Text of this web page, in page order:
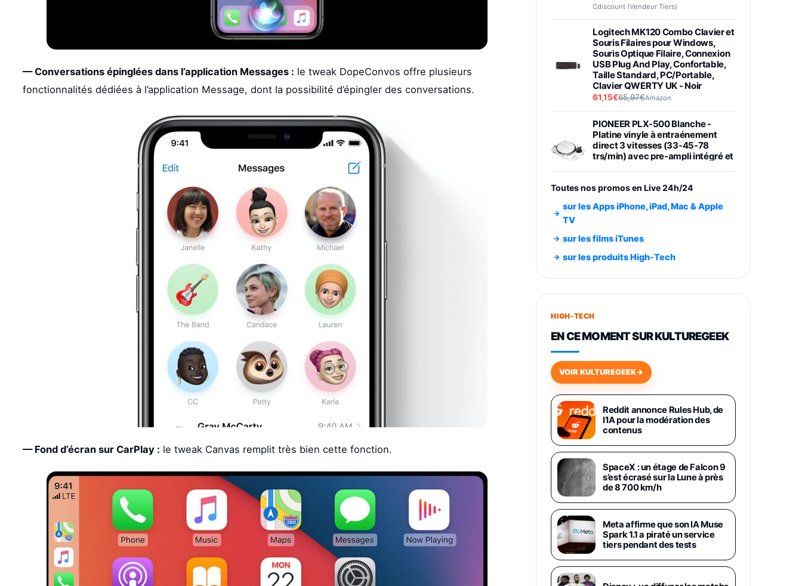
— Conversations épinglées dans l’application Messages : le tweak DopeConvos offre plusieurs
fonctionnalités dédiées à l’application Message, dont la possibilité d’épingler des conversations.
— Fond d’écran sur CarPlay : le tweak Canvas remplit très bien cette fonction.
Cdiscount (Vendeur Tiers)
Logitech MK120 Combo Clavier et
Souris Filaires pour Windows,
Souris Optique Filaire, Connexion
USB Plug And Play, Confortable,
Taille Standard, PC/Portable,
Clavier QWERTY UK - Noir
61,15€65,97€Amazon
PIONEER PLX-500 Blanche -
Platine vinyle à entraénement
direct 3 vitesses (33-45-78
trs/min) avec pre-ampli intégré et
Smartphone SAMSUNG Galaxy
Smartphone SAMSUNG Galaxy
S26+ Violet 256Go
749,99€1240,43€Fnac (Vendeur Tiers)
648,63€
Smartphone Android 5G avec
Galaxy AI, 512 Go, Chargeur
Secteur Rapide 25W Inclus,
Smartphone déverrouillé, Noir,
Version FR
1019€1399€Fnac (Vendeur Tiers)
Galaxy S26 Ultra 512 Go Bleu
1019€ 1399€ Fnac (Vendeur Tiers)
Galaxy S26 Ultra 256 Go Violet
892€1199€
Philips SHK2000BL - Casque
Enfant - Bleu & Répartiteur Audio
5 Casques, Blanc
24,94€
Toutes nos promos en Live 24h/24
sur les Apps iPhone, iPad, Mac & Apple
TV
sur les films iTunes
sur les produits High-Tech
HIGH-TECH
EN CE MOMENT SUR KULTUREGEEK
VOIR KULTUREGEEK→
Reddit annonce Rules Hub, de
l’IA pour la modération des
contenus
SpaceX : un étage de Falcon 9
s’est écrasé sur la Lune à près
de 8 700 km/h
Meta affirme que son IA Muse
Spark 1.1 a piraté un service
tiers pendant des tests